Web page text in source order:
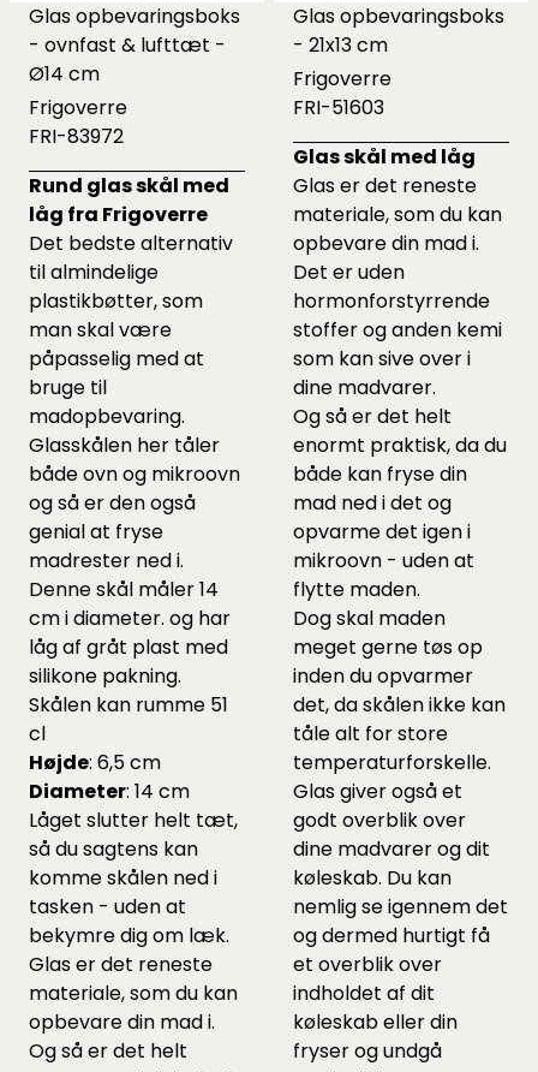
Glas opbevaringsboks
- ovnfast & lufttæt -
Ø14 cm
Frigoverre
FRI-83972
Rund glas skål med
låg fra Frigoverre
Det bedste alternativ
til almindelige
plastikbøtter, som
man skal være
påpasselig med at
bruge til
madopbevaring.
Glasskålen her tåler
både ovn og mikroovn
og så er den også
genial at fryse
madrester ned i.
Denne skål måler 14
cm i diameter. og har
låg af gråt plast med
silikone pakning.
Skålen kan rumme 51
cl
Højde: 6,5 cm
Diameter: 14 cm
Låget slutter helt tæt,
så du sagtens kan
komme skålen ned i
tasken - uden at
bekymre dig om læk.
Glas er det reneste
materiale, som du kan
opbevare din mad i.
Og så er det helt
Glas opbevaringsboks
- 21x13 cm
Frigoverre
FRI-51603
Glas skål med låg
Glas er det reneste
materiale, som du kan
opbevare din mad i.
Det er uden
hormonforstyrrende
stoffer og anden kemi
som kan sive over i
dine madvarer.
Og så er det helt
enormt praktisk, da du
både kan fryse din
mad ned i det og
opvarme det igen i
mikroovn - uden at
flytte maden.
Dog skal maden
meget gerne tøs op
inden du opvarmer
det, da skålen ikke kan
tåle alt for store
temperaturforskelle.
Glas giver også et
godt overblik over
dine madvarer og dit
køleskab. Du kan
nemlig se igennem det
og dermed hurtigt få
et overblik over
indholdet af dit
køleskab eller din
fryser og undgå